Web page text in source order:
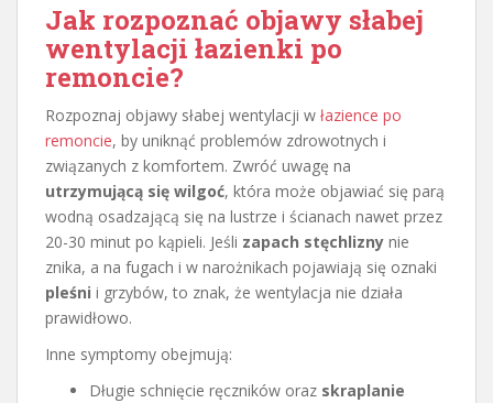
Jak rozpoznać objawy słabej
wentylacji łazienki po
remoncie?
Rozpoznaj objawy słabej wentylacji w łazience po
remoncie, by uniknąć problemów zdrowotnych i
związanych z komfortem. Zwróć uwagę na
utrzymującą się wilgoć, która może objawiać się parą
wodną osadzającą się na lustrze i ścianach nawet przez
20-30 minut po kąpieli. Jeśli zapach stęchlizny nie
znika, a na fugach i w narożnikach pojawiają się oznaki
pleśni i grzybów, to znak, że wentylacja nie działa
prawidłowo.
Inne symptomy obejmują:
Długie schnięcie ręczników oraz skraplanie